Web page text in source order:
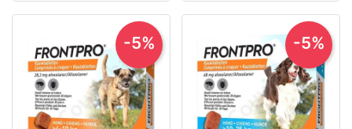
-5% -5%